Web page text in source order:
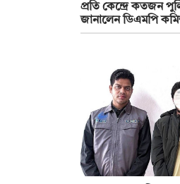
প্রতি কেন্দ্রে কতজন
জানালেন ডিএমপি